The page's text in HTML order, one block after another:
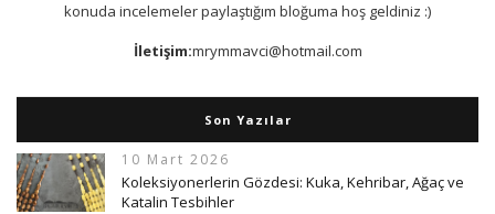
konuda incelemeler paylaştığım bloğuma hoş geldiniz :)
İletişim:mrymmavci@hotmail.com
Son Yazılar
10 Mart 2026
Koleksiyonerlerin Gözdesi: Kuka, Kehribar, Ağaç ve
Katalin Tesbihler